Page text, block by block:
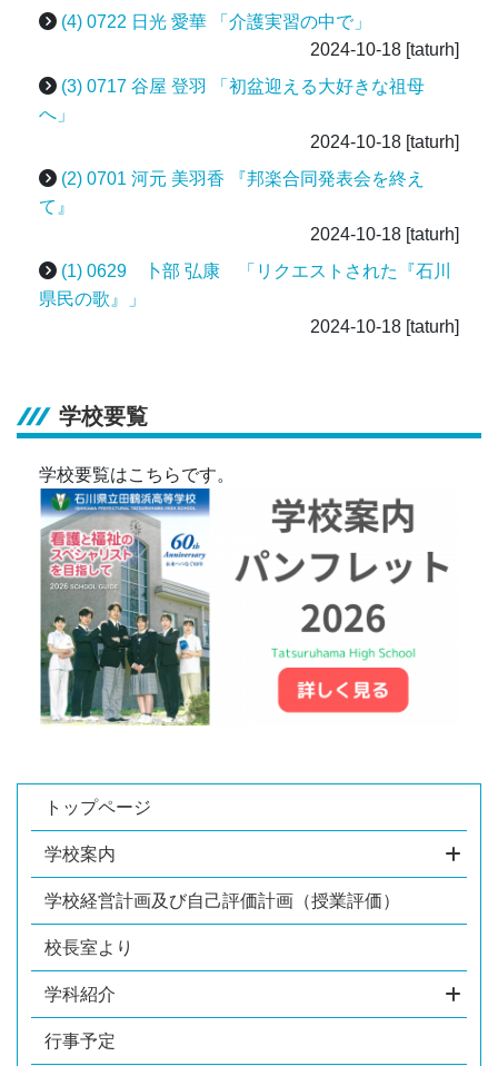
学校要覧
学校要覧はこちらです。
トップページ
学校案内
学校経営計画及び自己評価計画（授業評価）
校長室より
学科紹介
行事予定
(4) 0722 日光 愛華 「介護実習の中で」
2024-10-18 [taturh]
(3) 0717 谷屋 登羽 「初盆迎える大好きな祖母
へ」
2024-10-18 [taturh]
(2) 0701 河元 美羽香 『邦楽合同発表会を終え
て』
2024-10-18 [taturh]
(1) 0629 卜部 弘康 「リクエストされた『石川
県民の歌』」
2024-10-18 [taturh]